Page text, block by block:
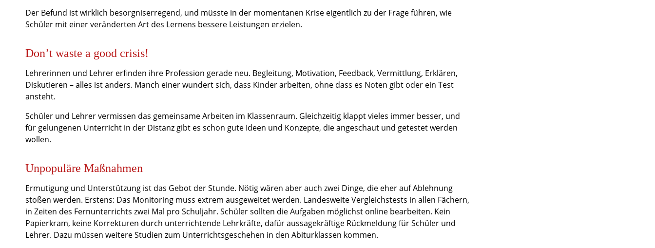
Der Befund ist wirklich besorgniserregend, und müsste in der momentanen Krise eigentlich zu der Frage führen, wie
Schüler mit einer veränderten Art des Lernens bessere Leistungen erzielen.
Don’t waste a good crisis!
Lehrerinnen und Lehrer erfinden ihre Profession gerade neu. Begleitung, Motivation, Feedback, Vermittlung, Erklären,
Diskutieren – alles ist anders. Manch einer wundert sich, dass Kinder arbeiten, ohne dass es Noten gibt oder ein Test
ansteht.
Schüler und Lehrer vermissen das gemeinsame Arbeiten im Klassenraum. Gleichzeitig klappt vieles immer besser, und
für gelungenen Unterricht in der Distanz gibt es schon gute Ideen und Konzepte, die angeschaut und getestet werden
wollen.
Unpopuläre Maßnahmen
Ermutigung und Unterstützung ist das Gebot der Stunde. Nötig wären aber auch zwei Dinge, die eher auf Ablehnung
stoßen werden. Erstens: Das Monitoring muss extrem ausgeweitet werden. Landesweite Vergleichstests in allen Fächern,
in Zeiten des Fernunterrichts zwei Mal pro Schuljahr. Schüler sollten die Aufgaben möglichst online bearbeiten. Kein
Papierkram, keine Korrekturen durch unterrichtende Lehrkräfte, dafür aussagekräftige Rückmeldung für Schüler und
Lehrer. Dazu müssen weitere Studien zum Unterrichtsgeschehen in den Abiturklassen kommen.